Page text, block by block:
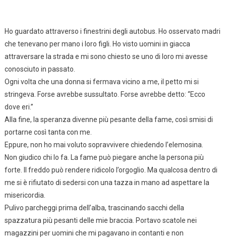
Ho guardato attraverso i finestrini degli autobus. Ho osservato madri
che tenevano per mano i loro figli. Ho visto uomini in giacca
attraversare la strada e mi sono chiesto se uno di loro mi avesse
conosciuto in passato.
Ogni volta che una donna si fermava vicino a me, il petto mi si
stringeva. Forse avrebbe sussultato. Forse avrebbe detto: “Ecco
dove eri.”
Alla fine, la speranza divenne più pesante della fame, così smisi di
portarne così tanta con me.
Eppure, non ho mai voluto sopravvivere chiedendo l’elemosina.
Non giudico chi lo fa. La fame può piegare anche la persona più
forte. Il freddo può rendere ridicolo l’orgoglio. Ma qualcosa dentro di
me si è rifiutato di sedersi con una tazza in mano ad aspettare la
misericordia.
Pulivo parcheggi prima dell’alba, trascinando sacchi della
spazzatura più pesanti delle mie braccia. Portavo scatole nei
magazzini per uomini che mi pagavano in contanti e non